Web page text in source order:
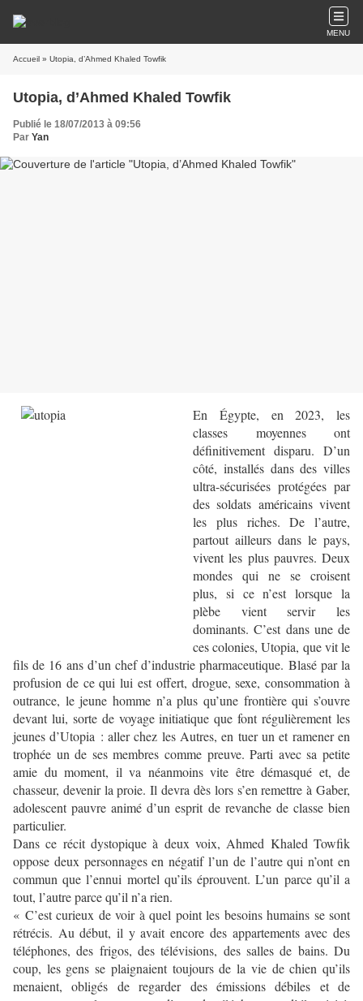
MENU
Accueil » Utopia, d’Ahmed Khaled Towfik
Utopia, d’Ahmed Khaled Towfik
Publié le 18/07/2013 à 09:56
Par Yan
En Égypte, en 2023, les
classes moyennes ont
définitivement disparu. D’un
côté, installés dans des villes
ultra-sécurisées protégées par
des soldats américains vivent
les plus riches. De l’autre,
partout ailleurs dans le pays,
vivent les plus pauvres. Deux
mondes qui ne se croisent
plus, si ce n’est lorsque la
plèbe vient servir les
dominants. C’est dans une de
ces colonies, Utopia, que vit le
fils de 16 ans d’un chef d’industrie pharmaceutique. Blasé par la
profusion de ce qui lui est offert, drogue, sexe, consommation à
outrance, le jeune homme n’a plus qu’une frontière qui s’ouvre
devant lui, sorte de voyage initiatique que font régulièrement les
jeunes d’Utopia : aller chez les Autres, en tuer un et ramener en
trophée un de ses membres comme preuve. Parti avec sa petite
amie du moment, il va néanmoins vite être démasqué et, de
chasseur, devenir la proie. Il devra dès lors s’en remettre à Gaber,
adolescent pauvre animé d’un esprit de revanche de classe bien
particulier.
Dans ce récit dystopique à deux voix, Ahmed Khaled Towfik
oppose deux personnages en négatif l’un de l’autre qui n’ont en
commun que l’ennui mortel qu’ils éprouvent. L’un parce qu’il a
tout, l’autre parce qu’il n’a rien.
« C’est curieux de voir à quel point les besoins humains se sont
rétrécis. Au début, il y avait encore des appartements avec des
téléphones, des frigos, des télévisions, des salles de bains. Du
coup, les gens se plaignaient toujours de la vie de chien qu’ils
menaient, obligés de regarder des émissions débiles et de